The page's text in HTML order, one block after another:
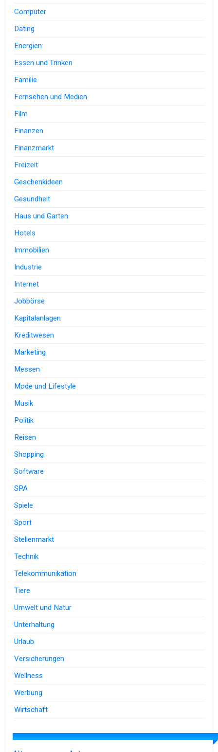
Computer
Dating
Energien
Essen und Trinken
Familie
Fernsehen und Medien
Film
Finanzen
Finanzmarkt
Freizeit
Geschenkideen
Gesundheit
Haus und Garten
Hotels
Immobilien
Industrie
Internet
Jobbörse
Kapitalanlagen
Kreditwesen
Marketing
Messen
Mode und Lifestyle
Musik
Politik
Reisen
Shopping
Software
SPA
Spiele
Sport
Stellenmarkt
Technik
Telekommunikation
Tiere
Umwelt und Natur
Unterhaltung
Urlaub
Versicherungen
Wellness
Werbung
Wirtschaft